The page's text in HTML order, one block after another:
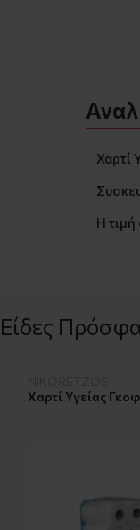
Χαρτί
Η
Είδες
Χαρτί Υγείας